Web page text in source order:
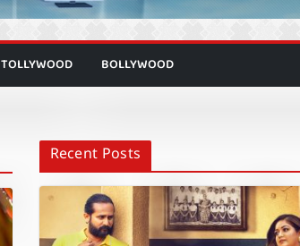
TOLLYWOOD BOLLYWOOD
Recent Posts